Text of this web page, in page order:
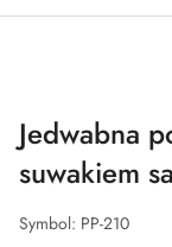
Jedwabna
suwakiem
Symbol: PP-210